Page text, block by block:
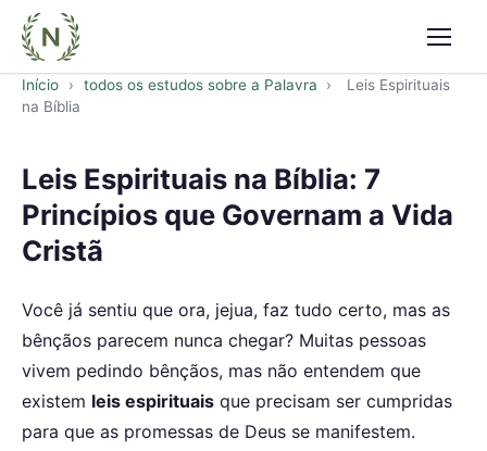
Abrir
Início › todos os estudos sobre a Palavra ›
Leis Espirituais
na Bíblia
Leis Espirituais na Bíblia: 7
Princípios que Governam a Vida
Cristã
Você já sentiu que ora, jejua, faz tudo certo, mas as
bênçãos parecem nunca chegar? Muitas pessoas
vivem pedindo bênçãos, mas não entendem que
existem leis espirituais que precisam ser cumpridas
para que as promessas de Deus se manifestem.